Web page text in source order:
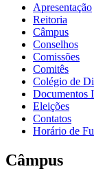
Apresentação
Reitoria
Câmpus
Conselhos
Comissões
Comitês
Colégio de
Documentos
Eleições
Contatos
Horário de
Câmpus